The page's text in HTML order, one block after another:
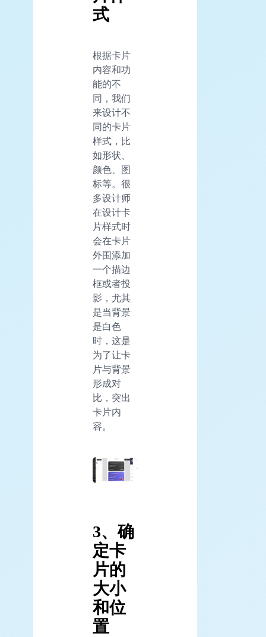
式
根据卡片
内容和功
能的不
同，我们
来设计不
同的卡片
样式，比
如形状、
颜色、图
标等。很
多设计师
在设计卡
片样式时
会在卡片
外围添加
一个描边
框或者投
影，尤其
是当背景
是白色
时，这是
为了让卡
片与背景
形成对
比，突出
卡片内
容。
3、确
定卡
片的
大小
和位
置